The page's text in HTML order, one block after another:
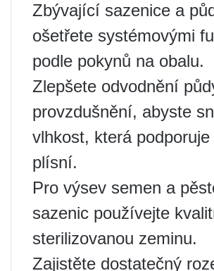
Zbývající sazenice a
ošetřete systémovými
podle pokynů na obalu.
Zlepšete odvodnění
provzdušnění, abyste
vlhkost, která
plísní.
Pro výsev semen a
sazenic používejte
sterilizovanou zeminu.
Zajistěte dostatečný